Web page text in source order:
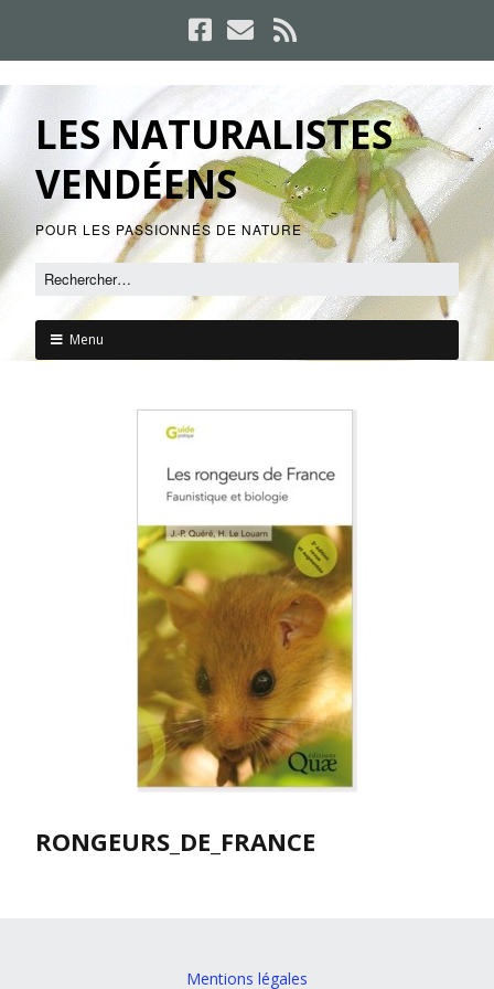
LES NATURALISTES
VENDÉENS
POUR LES PASSIONNÉS DE NATURE
Menu
RONGEURS_DE_FRANCE
Mentions légales